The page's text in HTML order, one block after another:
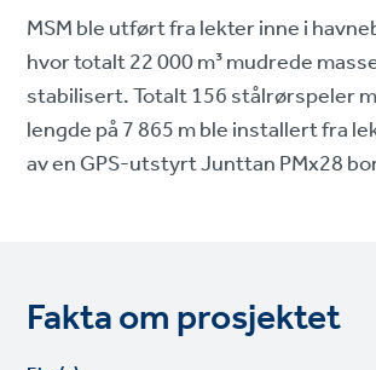
MSM ble utført fra lekter inne i
hvor totalt 22 000 m³ mudrede
stabilisert. Totalt 156 stålrørspeler
lengde på 7 865 m ble installert fra
av en GPS-utstyrt Junttan PMx28
Fakta om prosjektet